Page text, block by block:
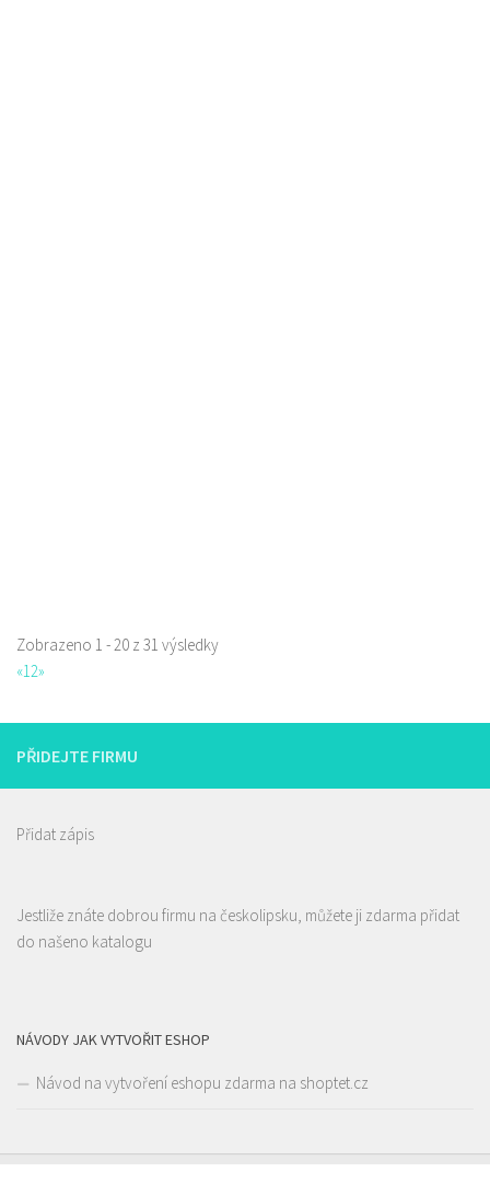
4.00(1 recenze)
náměstí Osvobození 297, Česká Lípa, Česko
Zobrazeno 1 - 20 z 31 výsledky
«12»
PŘIDEJTE FIRMU
Přidat zápis
Jestliže znáte dobrou firmu na českolipsku, můžete ji zdarma přidat
do našeno katalogu
NÁVODY JAK VYTVOŘIT ESHOP
Návod na vytvoření eshopu zdarma na shoptet.cz